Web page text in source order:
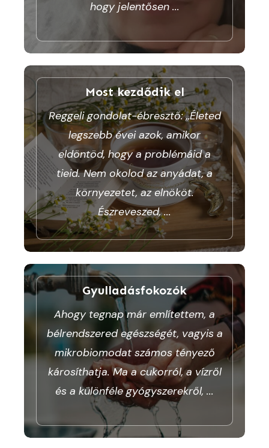
hogy jelentősen ...
Most kezdődik el
Reggeli gondolat-ébresztő: „Életed
legszebb évei azok, amikor
eldöntöd, hogy a problémáid a
tieid. Nem okolod az anyádat, a
környezetet, az elnököt.
Észreveszed,...
Gyulladásfokozók
Ahogy tegnap már említettem, a
bélrendszered egészségét, vagyis a
mikrobiomodat számos tényező
károsíthatja. Ma a cukorról, a vízről
és a különféle gyógyszerekről, ...